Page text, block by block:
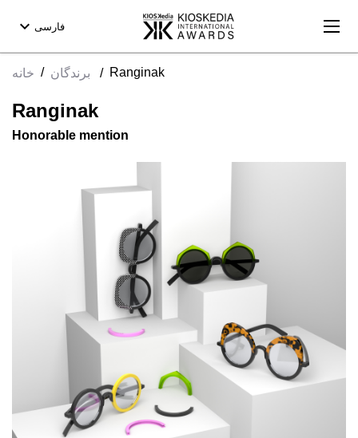
فارسی expand_more
خانه / / Ranginak
Ranginak
Honorable mention